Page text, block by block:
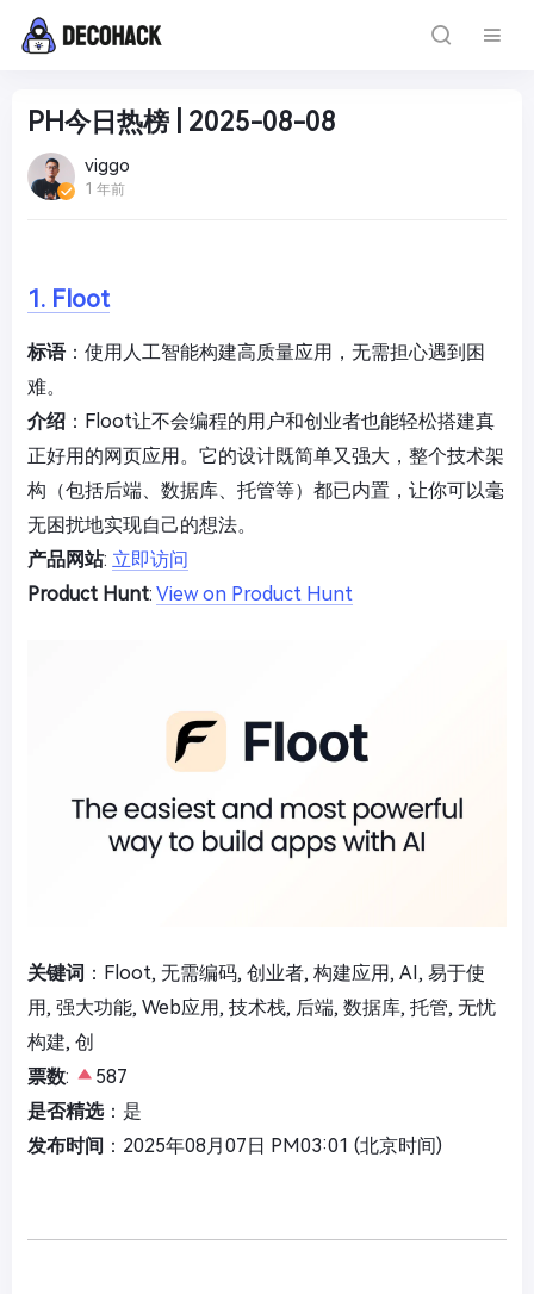
PH今日热榜 | 2025-08-08
viggo
1 年前
1. Floot
标语：使用人工智能构建高质量应用，无需担心遇到困
难。
介绍 ：Floot让不会编程的用户和创业者也能轻松搭建真
正好用的网页应用。它的设计既简单又强大，整个技术架
构（包括后端、数据库、托管等）都已内置，让你可以毫
无困扰地实现自己的想法。
产品网站: 立即访问
Product Hunt: View on Product Hunt
关键词 ：Floot, 无需编码, 创业者, 构建应用, AI, 易于使
用, 强大功能, Web应用, 技术栈, 后端, 数据库, 托管, 无忧
构建, 创
票数:
587
是否精选：是
发布时间 ：2025年08月07日 PM03:01 (北京时间)